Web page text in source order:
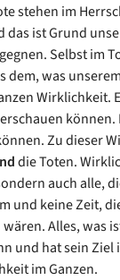
stehen im
das ist Grund
Selbst im
dem, was
Wirklichkeit.
können.
Zu dieser
die Toten.
auch alle,
und keine Zeit,
Alles, was
und hat sein
im Ganzen.